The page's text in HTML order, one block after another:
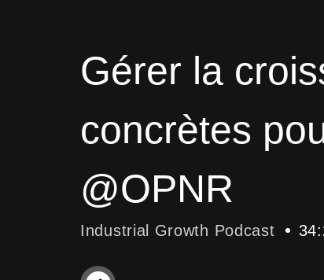
Gérer la
concrètes
@OPNR
Industrial Growth Podcast